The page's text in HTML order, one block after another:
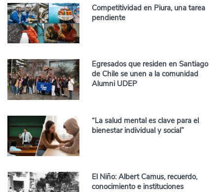
Competitividad en Piura, una tarea
pendiente
Egresados que residen en Santiago
de Chile se unen a la comunidad
Alumni UDEP
“La salud mental es clave para el
bienestar individual y social”
El Niño: Albert Camus, recuerdo,
conocimiento e instituciones